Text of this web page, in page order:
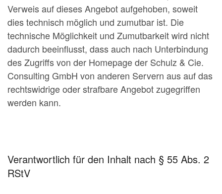
Verweis auf dieses Angebot aufgehoben, soweit
dies technisch möglich und zumutbar ist. Die
technische Möglichkeit und Zumutbarkeit wird nicht
dadurch beeinflusst, dass auch nach Unterbindung
des Zugriffs von der Homepage der Schulz & Cie.
Consulting GmbH von anderen Servern aus auf das
rechtswidrige oder strafbare Angebot zugegriffen
werden kann.
Verantwortlich für den Inhalt nach § 55 Abs. 2
RStV